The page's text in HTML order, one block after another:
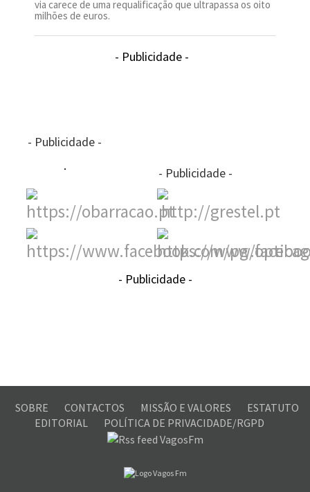
via carece de uma requalificação que ultrapassa os oito
milhões de euros.
- Publicidade -
- Publicidade -
- Publicidade -
- Publicidade -
SOBRE CONTACTOS MISSÃO E VALORES
ESTATUTO
EDITORIAL
POLÍTICA DE PRIVACIDADE/RGPD